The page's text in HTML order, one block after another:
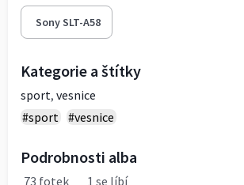
Sony SLT-A58
Kategorie a štítky
sport, vesnice
#sport
#vesnice
Podrobnosti alba
73 fotek 1 se líbí